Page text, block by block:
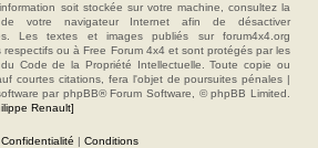
soit stockée sur votre machine, consultez la
de votre navigateur Internet afin de désactiver
Les textes et images publiés sur forum4x4.org
ou à Free Forum 4x4 et sont protégés par les
Code de la Propriété Intellectuelle. Toute copie ou
courtes citations, fera l'objet de poursuites pénales |
par phpBB® Forum Software, © phpBB Limited.
Renault]
Confidentialité | Conditions